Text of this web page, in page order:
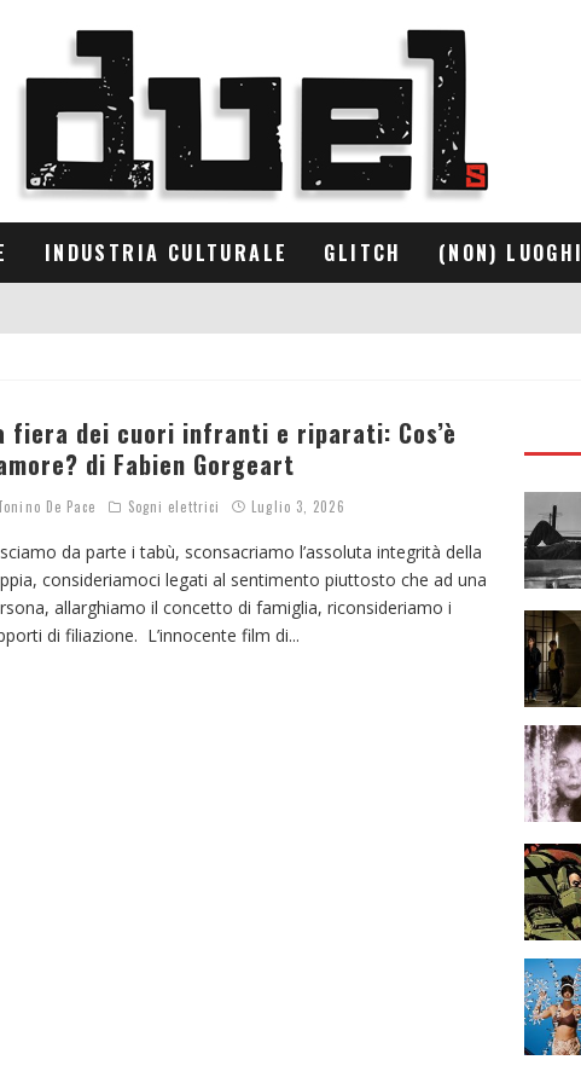
INDUSTRIA CULTURALE GLITCH (NON) LUOGHI
fiera dei cuori infranti e riparati: Cos’è
di Fabien Gorgeart
De Pace Sogni elettrici Luglio 3, 2026
da parte i tabù, sconsacriamo l’assoluta integrità della
consideriamoci legati al sentimento piuttosto che ad una
allarghiamo il concetto di famiglia, riconsideriamo i
di filiazione. L’innocente film di...